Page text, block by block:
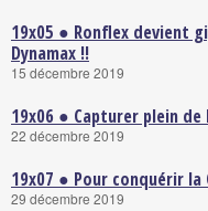
19x05 ● Ronflex devient
Dynamax !!
15 décembre 2019
19x06 ● Capturer plein
22 décembre 2019
19x07 ● Pour conquérir la
29 décembre 2019